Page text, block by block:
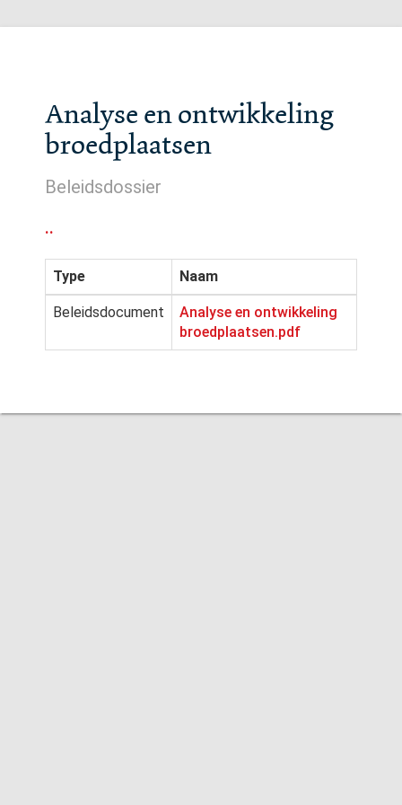
Analyse en ontwikkeling
broedplaatsen
Beleidsdossier
..
Type Naam
Beleidsdocument
Analyse en ontwikkeling
broedplaatsen.pdf